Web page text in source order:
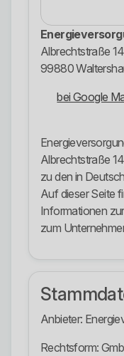
Albrechtstraße 14
99880
bei Google
Albrechtstraße
zu den in
Auf dieser Seite
Informationen
zum
Anbieter:
Rechtsform: